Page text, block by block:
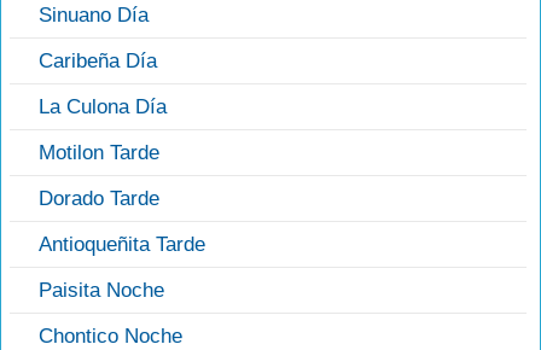
Sinuano Día
Caribeña Día
La Culona Día
Motilon Tarde
Dorado Tarde
Antioqueñita Tarde
Paisita Noche
Chontico Noche